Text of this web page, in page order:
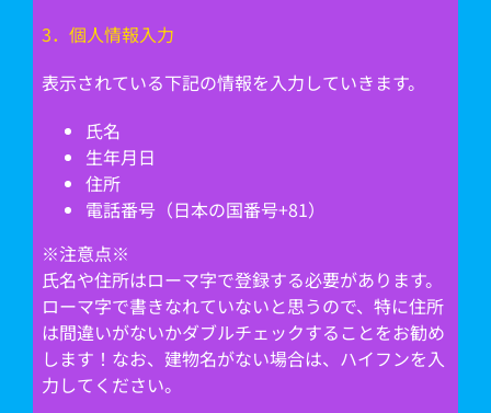
3．個人情報入力
表示されている下記の情報を入力していきます。
氏名
生年月日
住所
電話番号（日本の国番号+81）
※注意点※
氏名や住所はローマ字で登録する必要があります。
ローマ字で書きなれていないと思うので、特に住所
は間違いがないかダブルチェックすることをお勧め
します！なお、建物名がない場合は、ハイフンを入
力してください。